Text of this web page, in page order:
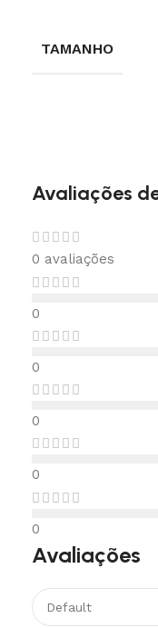
TAMANHO
Avaliações
0 avaliações
0
0
0
0
0
Avaliações